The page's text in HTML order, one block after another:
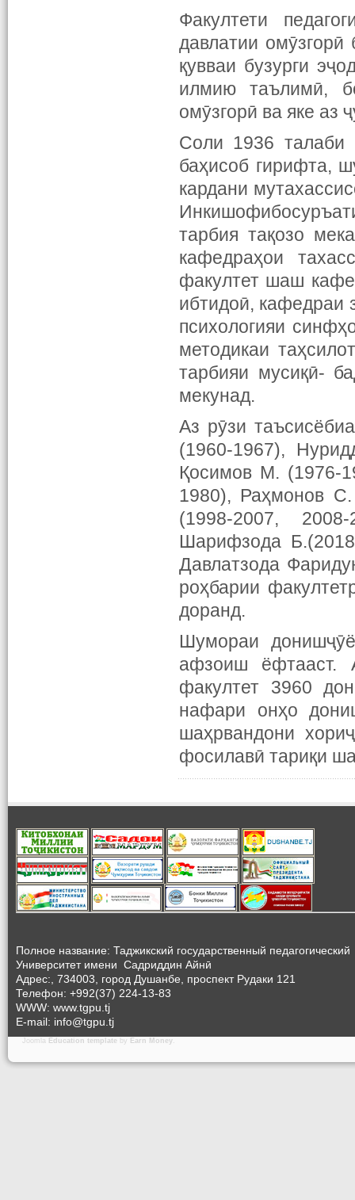
Факултети
давлатии
қувваи бузурги
илмию таълимӣ,
омӯзгорӣ ва яке аз
Соли 1936 талаби
баҳисоб гирифта,
кардани
тарбия тақозо
кафедраҳои
факултет шаш
ибтидоӣ, кафедраи
психологияи
методикаи
тарбияи мусиқӣ-
мекунад.
Аз рӯзи
(1960-1967),
Қосимов М. (1976-
1980), Раҳмонов
(1998-2007,
Шарифзода
Давлатзода
роҳбарии
доранд.
Шумораи
афзоиш ёфтааст.
факултет 3960
нафари онҳо
шаҳрвандони
фосилавӣ тариқи
Полное название: Таджикский государственный педагогический
Университет имени Садриддин Айнӣ
Адрес:, 734003, город Душанбе, проспект Рудаки 121
Телефон: +992(37) 224-13-83
WWW: www.tgpu.tj
E-mail: info@tgpu.tj
Joomla Education template by Earn Money.